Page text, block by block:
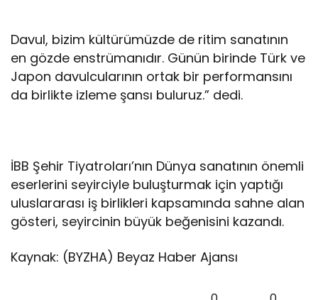
Davul, bizim kültürümüzde de ritim sanatının
en gözde enstrümanıdır. Günün birinde Türk ve
Japon davulcularının ortak bir performansını
da birlikte izleme şansı buluruz.” dedi.
İBB Şehir Tiyatroları’nın Dünya sanatının önemli
eserlerini seyirciyle buluşturmak için yaptığı
uluslararası iş birlikleri kapsamında sahne alan
gösteri, seyircinin büyük beğenisini kazandı.
Kaynak: (BYZHA) Beyaz Haber Ajansı